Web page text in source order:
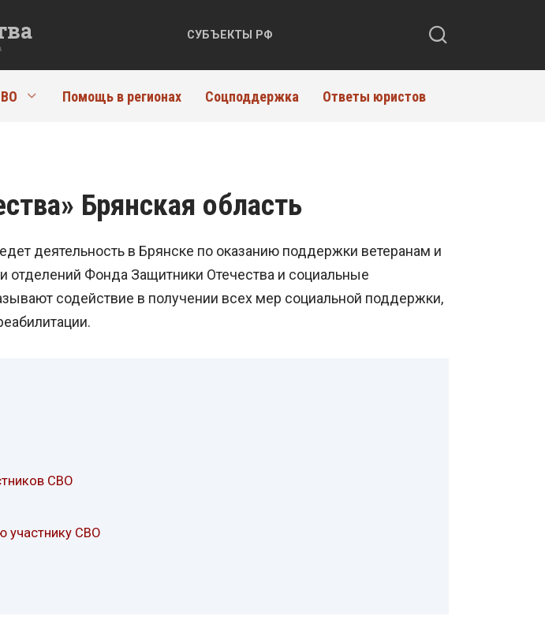
СУБЪЕКТЫ РФ
Помощь в регионах Соцподдержка Ответы юристов
Брянская область
деятельность в Брянске по оказанию поддержки ветеранам и
отделений Фонда Защитники Отечества и социальные
содействие в получении всех мер социальной поддержки,
СВО
участнику СВО